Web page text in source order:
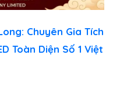
Chuyên Gia Tích
Toàn Diện Số 1 Việt